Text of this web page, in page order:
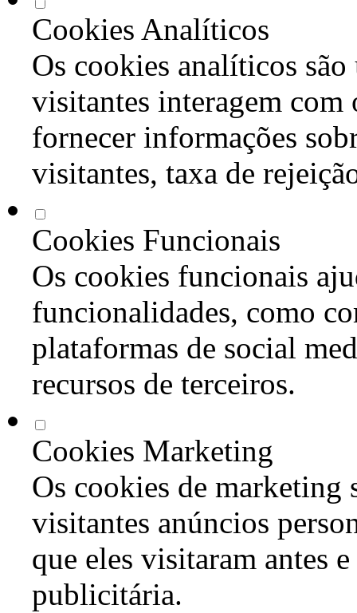
Cookies Analíticos
Os cookies analíticos são
visitantes interagem com
fornecer informações
visitantes, taxa de
Cookies Funcionais
Os cookies funcionais
funcionalidades, como
plataformas de social
recursos de terceiros.
Cookies Marketing
Os cookies de marketing
visitantes anúncios
que eles visitaram antes
publicitária.